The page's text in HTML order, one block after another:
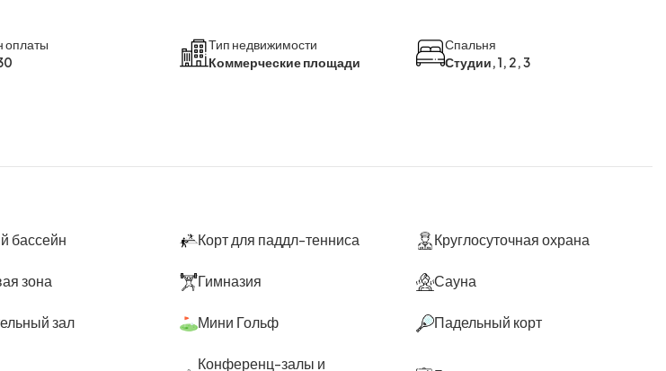
оплаты
Тип недвижимости
Коммерческие площади
Спальня
Студии, 1, 2, 3
бассейн Корт для паддл-тенниса Круглосуточная охрана
зона Гимназия Сауна
зал Мини Гольф Падельный корт
Конференц-залы и